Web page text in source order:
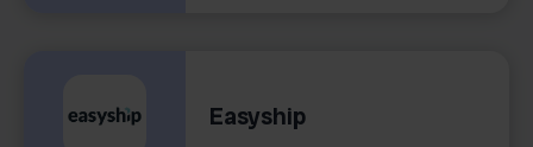
Easyship